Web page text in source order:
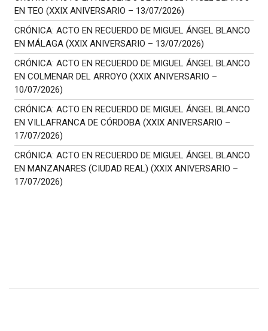
EN TEO (XXIX ANIVERSARIO – 13/07/2026)
CRÓNICA: ACTO EN RECUERDO DE MIGUEL ÁNGEL BLANCO
EN MÁLAGA (XXIX ANIVERSARIO – 13/07/2026)
CRÓNICA: ACTO EN RECUERDO DE MIGUEL ÁNGEL BLANCO
EN COLMENAR DEL ARROYO (XXIX ANIVERSARIO –
10/07/2026)
CRÓNICA: ACTO EN RECUERDO DE MIGUEL ÁNGEL BLANCO
EN VILLAFRANCA DE CÓRDOBA (XXIX ANIVERSARIO –
17/07/2026)
CRÓNICA: ACTO EN RECUERDO DE MIGUEL ÁNGEL BLANCO
EN MANZANARES (CIUDAD REAL) (XXIX ANIVERSARIO –
17/07/2026)